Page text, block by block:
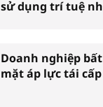
sử dụng trí tuệ
Doanh nghiệp
mặt áp lực tái